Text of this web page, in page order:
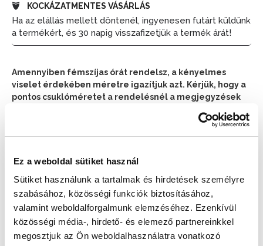
Ez a weboldal sütiket használ
Sütiket használunk a tartalmak és hirdetések személyre
szabásához, közösségi funkciók biztosításához,
valamint weboldalforgalmunk elemzéséhez. Ezenkívül
közösségi média-, hirdető- és elemező partnereinkkel
megosztjuk az Ön weboldalhasználatra vonatkozó
KOCKÁZATMENTES VÁSÁRLÁS
Ha az elállás mellett döntenél, ingyenesen futárt küldünk
a termékért, és 30 napig visszafizetjük a termék árát!
Amennyiben fémszíjas órát rendelsz, a kényelmes
viselet érdekében méretre igazítjuk azt. Kérjük, hogy a
pontos csuklóméretet a rendelésnél a megjegyzések
Augusztus 10. (Hétfő)📦
Készleten:RAKTÁRON
79 990 Ft 65 616 Ft